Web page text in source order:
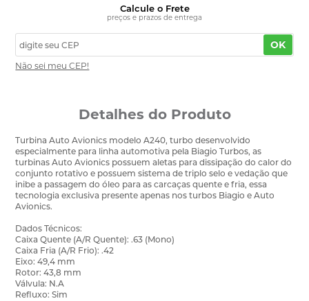
Calcule o Frete
preços e prazos de entrega
OK
Não sei meu CEP!
Detalhes do Produto
Turbina Auto Avionics modelo A240, turbo desenvolvido
especialmente para linha automotiva pela Biagio Turbos, as
turbinas Auto Avionics possuem aletas para dissipação do calor do
conjunto rotativo e possuem sistema de triplo selo e vedação que
inibe a passagem do óleo para as carcaças quente e fria, essa
tecnologia exclusiva presente apenas nos turbos Biagio e Auto
Avionics.
Dados Técnicos:
Caixa Quente (A/R Quente): .63 (Mono)
Caixa Fria (A/R Frio): .42
Eixo: 49,4 mm
Rotor: 43,8 mm
Válvula: N.A
Refluxo: Sim